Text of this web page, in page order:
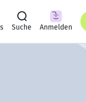
Suche Anmelden